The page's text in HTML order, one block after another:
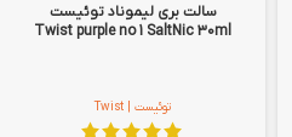
سالت بری لیموناد توئیست
Twist purple no 1 SaltNic 30ml
توئیست | Twist